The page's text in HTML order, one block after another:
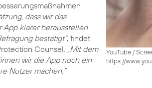
YouTube /
https://
dass wir das
klarer herausstellen
bestätigt“, findet
Counsel. „Mit dem
wir die App noch ein
Nutzer machen.“